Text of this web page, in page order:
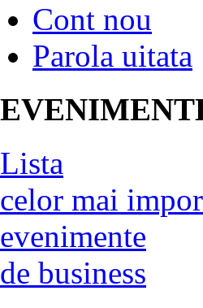
Cont nou
Parola uitata
Lista
celor mai
evenimente
de business